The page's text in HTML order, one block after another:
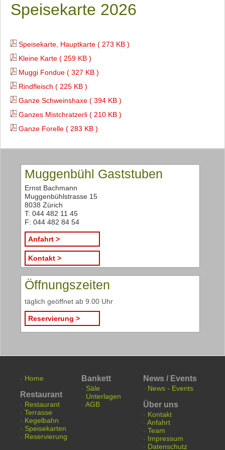
Speisekarte 2026
Speisekarte, Hauptkarte ( 273 KB )
Kleine Karte ( 259 KB )
Muggi Fondue ( 327 KB )
Rindfleisch ( 225 KB )
Ganze Schweinshaxe ( 394 KB )
Ganzes Mistchratzerli ( 210 KB )
Ganze Forelle ( 283 KB )
Muggenbühl Gaststuben
Ernst Bachmann
Muggenbühlstrasse 15
8038 Zürich
T: 044 482 11 45
F: 044 482 84 54
Anfahrt >
Kontakt >
Öffnungszeiten
täglich geöffnet ab 9.00 Uhr
Reservierung >
- Home
Restaurant
- Restaurant
- Terrasse
- Kegelbahn
- Speisekarten
- Reservierung
Bankett
- Säle
- Unterlagen
- AGB
News / Events
- News - Events
Über uns
- Kontakt
- Anfahrt
- Team
- Impressum
- Datenschutz